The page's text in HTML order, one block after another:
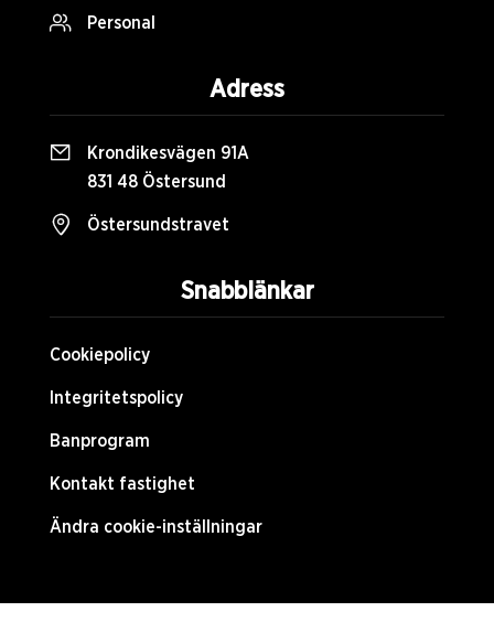
Snabblänkar
Cookiepolicy
Integritetspolicy
Banprogram
Kontakt fastighet
Ändra cookie-inställningar
Personal
Adress
Krondikesvägen 91A
831 48 Östersund
Östersundstravet